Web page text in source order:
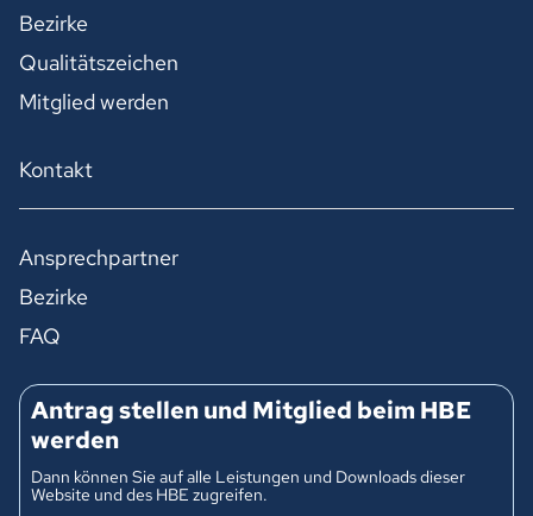
Bezirke
Qualitätszeichen
Mitglied werden
Kontakt
Ansprechpartner
Bezirke
FAQ
Antrag stellen und Mitglied beim HBE
werden
Dann können Sie auf alle Leistungen und Downloads dieser
Website und des HBE zugreifen.